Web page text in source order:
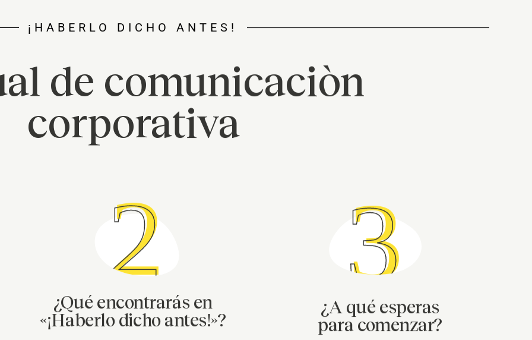
¡HABERLO DICHO ANTES!
de comunicaciòn
corporativa
¿Qué encontrarás en
«¡Haberlo dicho antes!»?
¿A qué esperas
para comenzar?